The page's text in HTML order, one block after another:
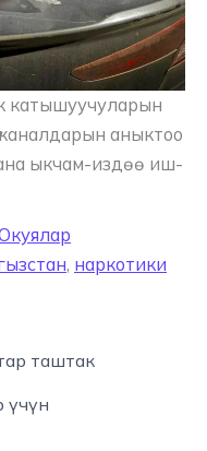
катышуучуларын
аныктоо
ыкчам-издөө иш-
, наркотики
таштак
үчүн